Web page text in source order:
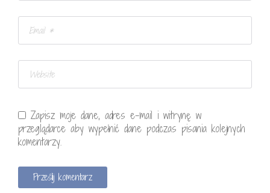
Zapisz moje dane, adres e-mail i witrynę w
przeglądarce aby wypełnić dane podczas pisania kolejnych
komentarzy.